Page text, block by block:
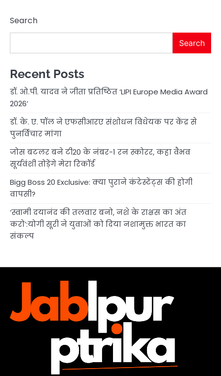
Search
Search
Recent Posts
डॉ. ओ.पी. यादव ने जीता प्रतिष्ठित ‘LIPI Europe Media Award
2026’
डॉ. के. ए. पॉल ने एफसीआरए संशोधन विधेयक पर केंद्र से
पुनर्विचार मांगा
जोस बटलर बने टी20 के नंबर-1 रन स्कोरर, कहा वैभव
सूर्यवंशी तोड़ेंगे मेरा रिकॉर्ड
Bigg Boss 20 Exclusive: क्या पुराने कंटेस्टेंट्स की होगी
वापसी?
‘स्वामी दयानंद की तलवार बनो, नशे के राक्षस का अंत
करो’:योगी सूरी ने युवाओं को दिया नशामुक्त भारत का
संकल्प